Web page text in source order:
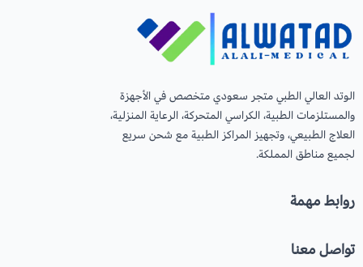
الوتد العالي الطبي متجر سعودي متخصص في الأجهزة
والمستلزمات الطبية، الكراسي المتحركة، الرعاية المنزلية،
العلاج الطبيعي، وتجهيز المراكز الطبية مع شحن سريع
لجميع مناطق المملكة.
روابط مهمة
تواصل معنا